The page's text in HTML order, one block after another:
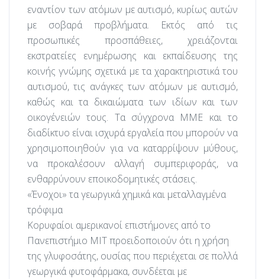
εναντίον των ατόμων με αυτισμό, κυρίως αυτών
με σοβαρά προβλήματα. Εκτός από τις
προσωπικές προσπάθειες, χρειάζονται
εκστρατείες ενημέρωσης και εκπαίδευσης της
κοινής γνώμης σχετικά με τα χαρακτηριστικά του
αυτισμού, τις ανάγκες των ατόμων με αυτισμό,
καθώς και τα δικαιώματα των ιδίων και των
οικογένειών τους. Τα σύγχρονα ΜΜΕ και το
διαδίκτυο είναι ισχυρά εργαλεία που μπορούν να
χρησιμοποιηθούν για να καταρρίψουν μύθους,
να προκαλέσουν αλλαγή συμπεριφοράς, να
ενθαρρύνουν εποικοδομητικές στάσεις.
«Ένοχοι» τα γεωργικά χημικά και μεταλλαγμένα
τρόφιμα
Κορυφαίοι αμερικανοί επιστήμονες από το
Πανεπιστήμιο MIT προειδοποιούν ότι η χρήση
της γλυφοσάτης, ουσίας που περιέχεται σε πολλά
γεωργικά φυτοφάρμακα, συνδέεται με